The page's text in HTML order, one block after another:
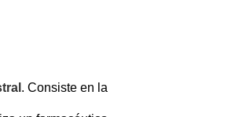
. Consiste en la